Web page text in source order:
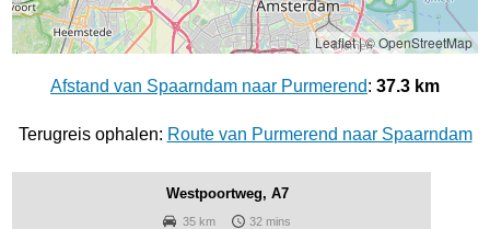
Leaflet|© OpenStreetMap
Afstand van Spaarndam naar Purmerend: 37.3 km
Terugreis ophalen: Route van Purmerend naar Spaarndam
Westpoortweg, A7
35 km 32 mins